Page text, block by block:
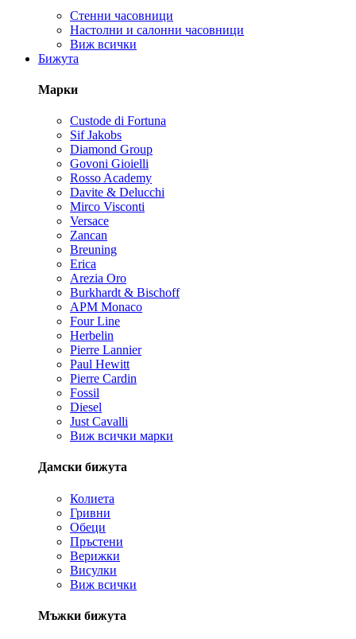
Стенни часовници
Настолни и салонни часовници
Виж всички
Бижута
Марки
Custode di Fortuna
Sif Jakobs
Diamond Group
Govoni Gioielli
Rosso Academy
Davite & Delucchi
Mirco Visconti
Versace
Zancan
Breuning
Erica
Arezia Oro
Burkhardt & Bischoff
APM Monaco
Four Line
Herbelin
Pierre Lannier
Paul Hewitt
Pierre Cardin
Fossil
Diesel
Just Cavalli
Виж всички марки
Дамски бижута
Колиета
Гривни
Обеци
Пръстени
Верижки
Висулки
Виж всички
Мъжки бижута